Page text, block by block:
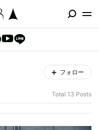
フォロー
Total 13 Posts